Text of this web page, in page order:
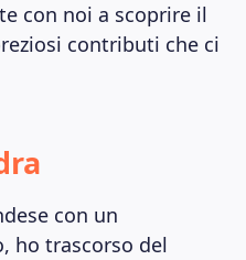
con noi a scoprire il
contributi che ci
con un
ho trascorso del